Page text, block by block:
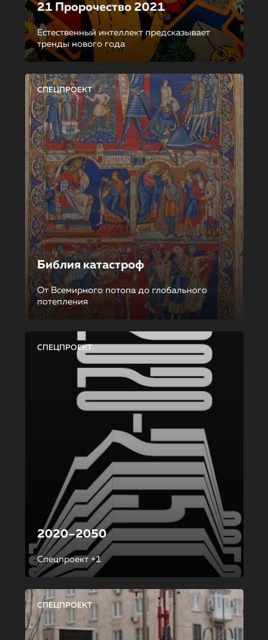
21 Пророчество 2021
Естественный интеллект предсказывает
тренды нового года
СПЕЦПРОЕКТ
Библия катастроф
От Всемирного потопа до глобального
потепления
СПЕЦПРОЕКТ
2020–2050
Спецпроект +1
СПЕЦПРОЕКТ